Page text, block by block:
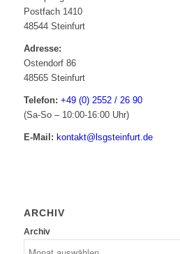
Postfach 1410
48544 Steinfurt
Adresse:
Ostendorf 86
48565 Steinfurt
Telefon: +49 (0) 2552 / 26 90
(Sa-So – 10:00-16:00 Uhr)
E-Mail: kontakt@lsgsteinfurt.de
ARCHIV
Archiv